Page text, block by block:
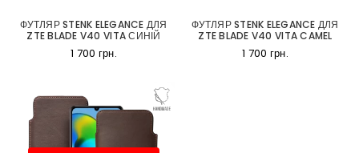
ФУТЛЯР STENK ELEGANCE ДЛЯ
ZTE BLADE V40 VITA СИНІЙ
1 700 грн.
ФУТЛЯР STENK ELEGANCE ДЛЯ
ZTE BLADE V40 VITA CAMEL
1 700 грн.